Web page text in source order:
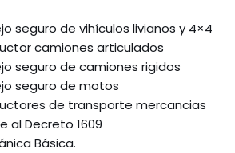
seguro de vihículos livianos y 4×4
camiones articulados
seguro de camiones rigidos
seguro de motos
de transporte mercancias
al Decreto 1609
Básica.